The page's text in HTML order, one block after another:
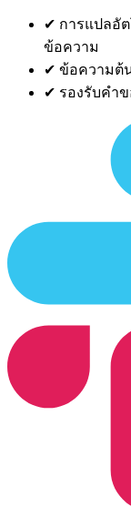
✔ การแปลอั
ข้อความ
✔ ข้อความต้
✔ รองรับคำ